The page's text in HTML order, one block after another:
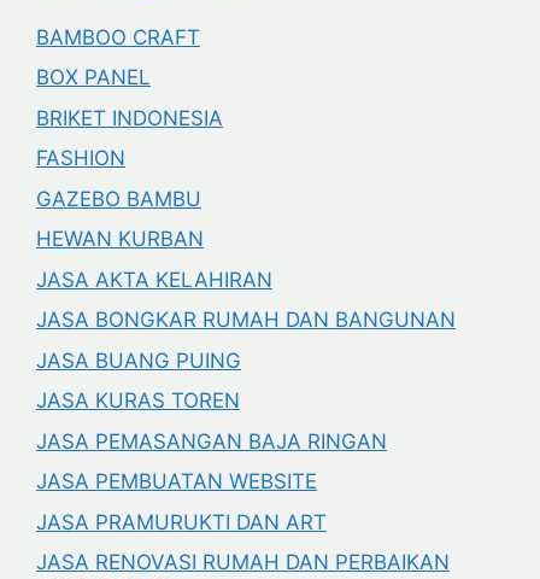
BAMBOO CRAFT
BOX PANEL
BRIKET INDONESIA
FASHION
GAZEBO BAMBU
HEWAN KURBAN
JASA AKTA KELAHIRAN
JASA BONGKAR RUMAH DAN BANGUNAN
JASA BUANG PUING
JASA KURAS TOREN
JASA PEMASANGAN BAJA RINGAN
JASA PEMBUATAN WEBSITE
JASA PRAMURUKTI DAN ART
JASA RENOVASI RUMAH DAN PERBAIKAN